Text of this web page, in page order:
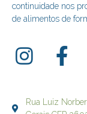
continuidade nos
de alimentos de
Rua Luiz